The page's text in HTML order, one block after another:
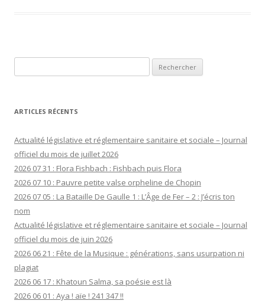
ARTICLES RÉCENTS
Actualité législative et réglementaire sanitaire et sociale – Journal
officiel du mois de juillet 2026
2026 07 31 : Flora Fishbach : Fishbach puis Flora
2026 07 10 : Pauvre petite valse orpheline de Chopin
2026 07 05 : La Bataille De Gaulle 1 : L’Âge de Fer – 2 : J’écris ton
nom
Actualité législative et réglementaire sanitaire et sociale – Journal
officiel du mois de juin 2026
2026 06 21 : Fête de la Musique : générations, sans usurpation ni
plagiat
2026 06 17 : Khatoun Salma, sa poésie est là
2026 06 01 : Aya ! aïe ! 241 347 !!